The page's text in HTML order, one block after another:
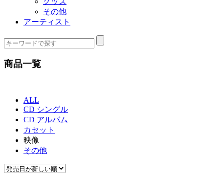
その他
アーティスト
商品一覧
ALL
CD シングル
CD アルバム
カセット
映像
その他